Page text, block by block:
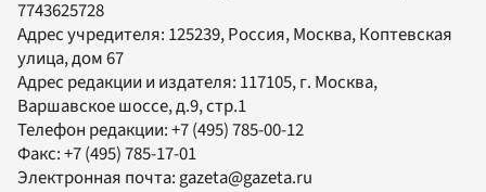
7743625728
Адрес учредителя: 125239, Россия, Москва, Коптевская
улица, дом 67
Адрес редакции и издателя: 117105, г. Москва,
Варшавское шоссе, д.9, стр.1
Телефон редакции:+7 (495) 785-00-12
Факс:+7 (495) 785-17-01
Электронная почта: gazeta@gazeta.ru